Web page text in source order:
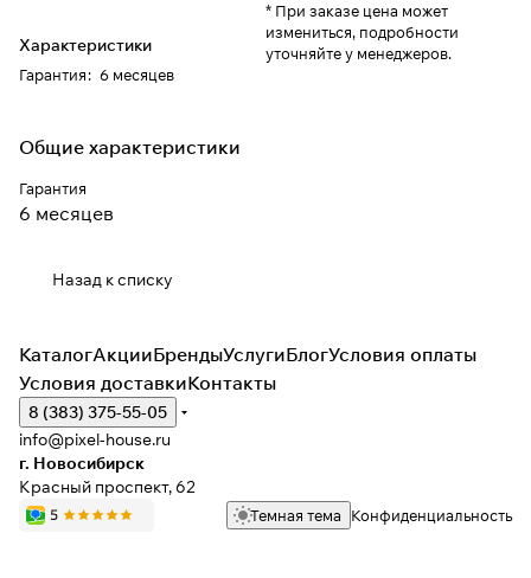
Характеристики
Гарантия: 6 месяцев
* При заказе цена может
измениться, подробности
уточняйте у менеджеров.
Общие характеристики
Гарантия
6 месяцев
Назад к списку
КаталогАкцииБрендыУслугиБлогУсловия оплаты
Условия доставкиКонтакты
8 (383) 375-55-05
info@pixel-house.ru
г. Новосибирск
Красный проспект, 62
Темная тема Конфиденциальность